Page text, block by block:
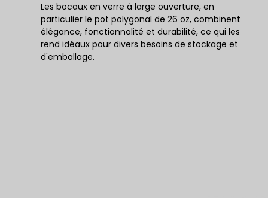
Les bocaux en verre à large ouverture, en
particulier le pot polygonal de 26 oz, combinent
élégance, fonctionnalité et durabilité, ce qui les
rend idéaux pour divers besoins de stockage et
d'emballage.